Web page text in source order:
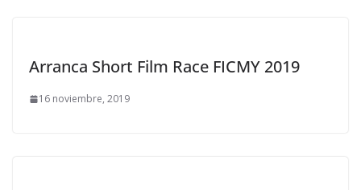
Arranca Short Film Race FICMY 2019
16 noviembre, 2019